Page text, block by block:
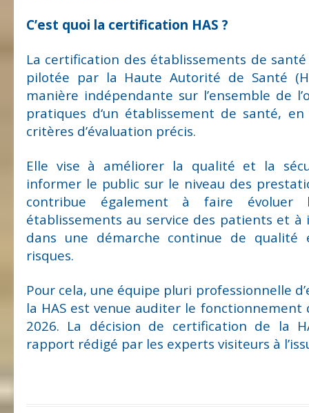
C’est quoi la certification HAS ?
La certification des établissements de
pilotée par la Haute Autorité de Santé
manière indépendante sur l’ensemble de
pratiques d‘un établissement de santé,
critères d’évaluation précis.
Elle vise à améliorer la qualité et la
informer le public sur le niveau des
contribue également à faire évoluer
établissements au service des patients et à
dans une démarche continue de
risques.
Pour cela, une équipe pluri professionnelle
la HAS est venue auditer le fonctionnement
2026. La décision de certification de la
rapport rédigé par les experts visiteurs à